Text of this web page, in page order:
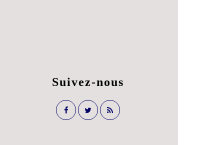
Suivez-nous